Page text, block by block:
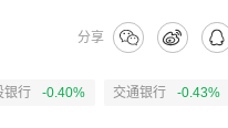
分享
银行 -0.40% 交通银行
-0.43%